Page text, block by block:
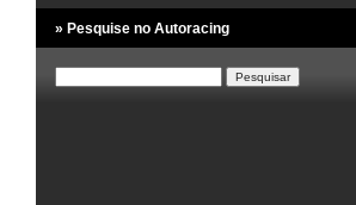
» Pesquise no Autoracing
por: